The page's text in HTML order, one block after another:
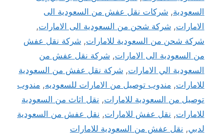
السعودية, شركات نقل عفش من السعودية الى
الامارات, شركة شحن من السعودية الى الامارات,
شركة شحن من السعودية للامارات, شركة نقل عفش
من السعودية الى الامارات, شركة نقل عفش من
السعودية الي الامارات, شركة نقل عفش من السعودية
للامارات, مندوب توصيل من الامارات للسعوديه, مندوب
توصيل من السعودية للامارات, نقل اثاث من السعودية
للامارات, نقل عفش للامارات, نقل عفش من السعودية
لدبي, نقل عفش من السعودية للامارات